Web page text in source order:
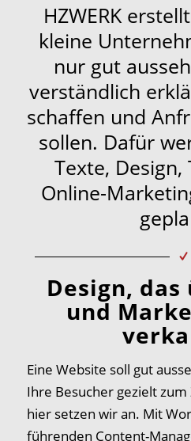
HZWERK
kleine
nur gut
verständlich
schaffen und
sollen. Dafür
Texte,
Online-
Design,
und
Eine Website soll gut
Ihre Besucher gezielt
hier setzen wir an. Mit
führenden Content-